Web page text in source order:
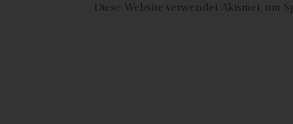
Diese Website verwendet Akismet, um